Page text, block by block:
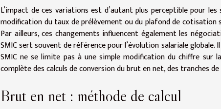
L’impact de ces variations est d’autant plus perceptible pour
modification du taux de prélèvement ou du plafond de
Par ailleurs, ces changements influencent également les
SMIC sert souvent de référence pour l’évolution salariale
SMIC ne se limite pas à une simple modification du chiffre sur
complète des calculs de conversion du brut en net, des tranches
Brut en net : méthode de calcul